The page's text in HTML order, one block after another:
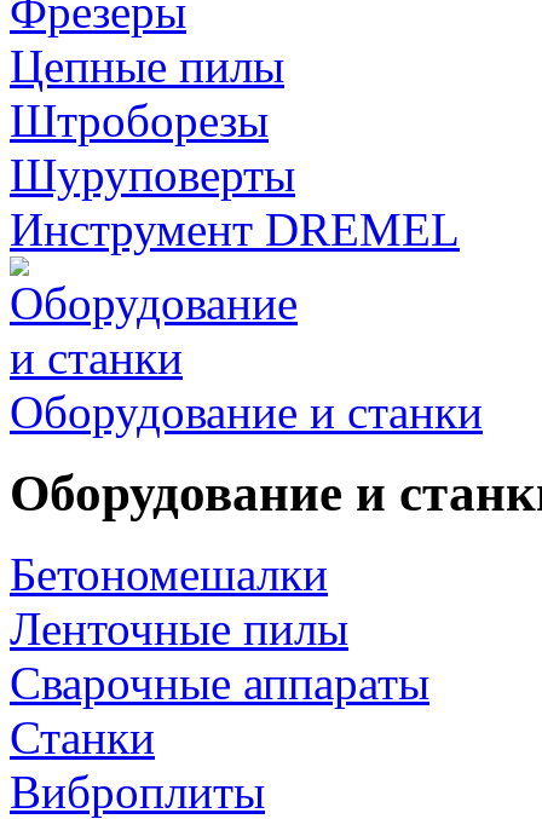
Фрезеры
Цепные пилы
Штроборезы
Шуруповерты
Инструмент DREMEL
Оборудование и станки
Оборудование и
Бетономешалки
Ленточные пилы
Сварочные аппараты
Станки
Виброплиты